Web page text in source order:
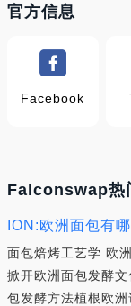
官方信息
Facebook
Falconswap热
ION:欧洲面包有
面包焙烤工艺学.欧
掀开欧洲面包发酵
包发酵方法植根欧洲